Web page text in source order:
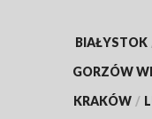
BIAŁYSTOK
GORZÓW
KRAKÓW /